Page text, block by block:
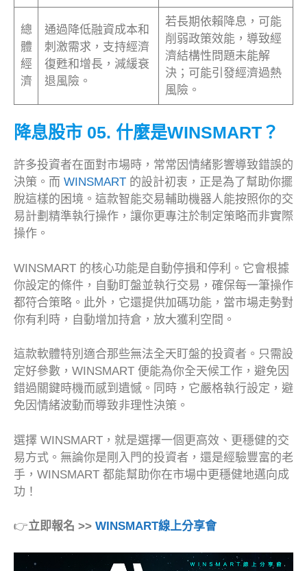
總
體
經
濟
通過降低融資成本和
刺激需求，支持經濟
復甦和增長，減緩衰
退風險。
若長期依賴降息，可能
削弱政策效能，導致經
濟結構性問題未能解
決；可能引發經濟過熱
風險。
降息股市 05. 什麼是WINSMART？
許多投資者在面對市場時，常常因情緒影響導致錯誤的
決策。而 WINSMART 的設計初衷，正是為了幫助你擺
脫這樣的困境。這款智能交易輔助機器人能按照你的交
易計劃精準執行操作，讓你更專注於制定策略而非實際
操作。
WINSMART 的核心功能是自動停損和停利。它會根據
你設定的條件，自動盯盤並執行交易，確保每一筆操作
都符合策略。此外，它還提供加碼功能，當市場走勢對
你有利時，自動增加持倉，放大獲利空間。
這款軟體特別適合那些無法全天盯盤的投資者。只需設
定好參數，WINSMART 便能為你全天候工作，避免因
錯過關鍵時機而感到遺憾。同時，它嚴格執行設定，避
免因情緒波動而導致非理性決策。
選擇 WINSMART，就是選擇一個更高效、更穩健的交
易方式。無論你是剛入門的投資者，還是經驗豐富的老
手，WINSMART 都能幫助你在市場中更穩健地邁向成
功！
👉立即報名 >> WINSMART線上分享會